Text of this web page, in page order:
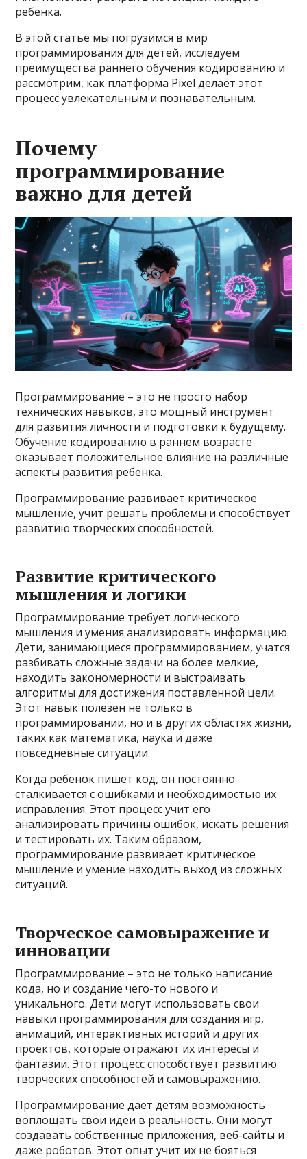
ребенка.
В этой статье мы погрузимся в мир
программирования для детей, исследуем
преимущества раннего обучения кодированию и
рассмотрим, как платформа Pixel делает этот
процесс увлекательным и познавательным.
Почему
программирование
важно для детей
Программирование – это не просто набор
технических навыков, это мощный инструмент
для развития личности и подготовки к будущему.
Обучение кодированию в раннем возрасте
оказывает положительное влияние на различные
аспекты развития ребенка.
Программирование развивает критическое
мышление, учит решать проблемы и способствует
развитию творческих способностей.
Развитие критического
мышления и логики
Программирование требует логического
мышления и умения анализировать информацию.
Дети, занимающиеся программированием, учатся
разбивать сложные задачи на более мелкие,
находить закономерности и выстраивать
алгоритмы для достижения поставленной цели.
Этот навык полезен не только в
программировании, но и в других областях жизни,
таких как математика, наука и даже
повседневные ситуации.
Когда ребенок пишет код, он постоянно
сталкивается с ошибками и необходимостью их
исправления. Этот процесс учит его
анализировать причины ошибок, искать решения
и тестировать их. Таким образом,
программирование развивает критическое
мышление и умение находить выход из сложных
ситуаций.
Творческое самовыражение и
инновации
Программирование – это не только написание
кода, но и создание чего-то нового и
уникального. Дети могут использовать свои
навыки программирования для создания игр,
анимаций, интерактивных историй и других
проектов, которые отражают их интересы и
фантазии. Этот процесс способствует развитию
творческих способностей и самовыражению.
Программирование дает детям возможность
воплощать свои идеи в реальность. Они могут
создавать собственные приложения, веб-сайты и
даже роботов. Этот опыт учит их не бояться